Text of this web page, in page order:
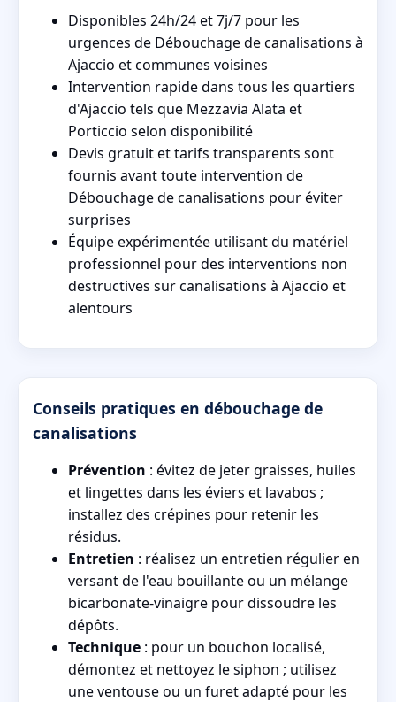
Disponibles 24h/24 et 7j/7 pour les
urgences de Débouchage de canalisations à
Ajaccio et communes voisines
Intervention rapide dans tous les quartiers
d'Ajaccio tels que Mezzavia Alata et
Porticcio selon disponibilité
Devis gratuit et tarifs transparents sont
fournis avant toute intervention de
Débouchage de canalisations pour éviter
surprises
Équipe expérimentée utilisant du matériel
professionnel pour des interventions non
destructives sur canalisations à Ajaccio et
alentours
Conseils pratiques en débouchage de
canalisations
Prévention : évitez de jeter graisses, huiles
et lingettes dans les éviers et lavabos ;
installez des crépines pour retenir les
résidus.
Entretien : réalisez un entretien régulier en
versant de l'eau bouillante ou un mélange
bicarbonate-vinaigre pour dissoudre les
dépôts.
Technique : pour un bouchon localisé,
démontez et nettoyez le siphon ; utilisez
une ventouse ou un furet adapté pour les